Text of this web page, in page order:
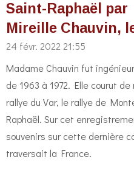
Saint-Raphaël par
Mireille Chauvin,
24 févr. 2022 21:55
Madame Chauvin fut
de 1963 à 1972. Elle courut
rallye du Var, le rallye de
Raphaël. Sur cet
souvenirs sur cette dernière
traversait la France.